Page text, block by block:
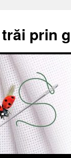
prin